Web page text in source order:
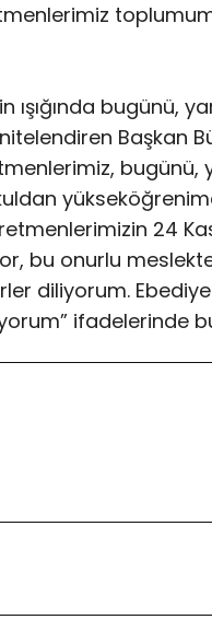
bugünü,
Başkan
bugünü,
24
bu onurlu
diliyorum.
ifadelerinde